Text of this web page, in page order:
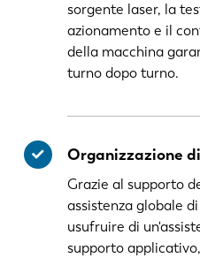
sorgente laser, la
azionamento e il
della macchina
turno dopo turno.
Organizzazione
Grazie al supporto
assistenza globale
usufruire di
supporto